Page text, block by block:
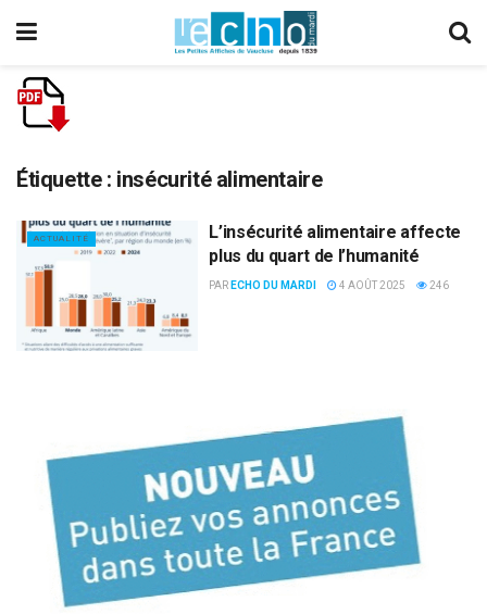
Étiquette : insécurité alimentaire
ACTUALITÉ
L’insécurité alimentaire affecte
plus du quart de l’humanité
PAR ECHO DU MARDI 4 AOÛT 2025 246